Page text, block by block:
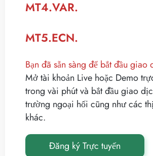
MT4.VAR.
MT5.ECN.
Bạn đã sẵn sàng để bắt đầu giao
Mở tài khoản Live hoặc Demo
trong vài phút và bắt đầu giao
trường ngoại hối cũng như các
khác.
Đăng ký Trực tuyến